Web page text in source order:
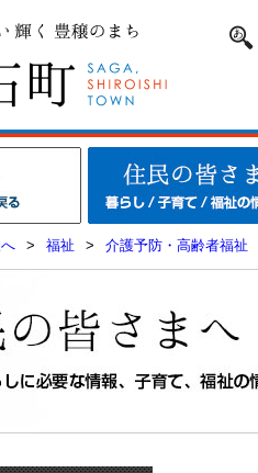
> 福祉 > 介護予防・高齢者福祉